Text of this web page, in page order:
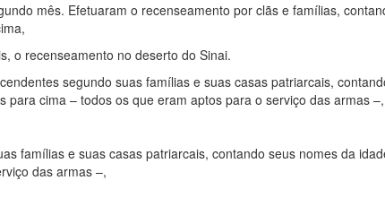
mês. Efetuaram o recenseamento por clãs e famílias,
o recenseamento no deserto do Sinai.
segundo suas famílias e suas casas patriarcais,
cima – todos os que eram aptos para o serviço das armas –,
famílias e suas casas patriarcais, contando seus nomes da
das armas –,